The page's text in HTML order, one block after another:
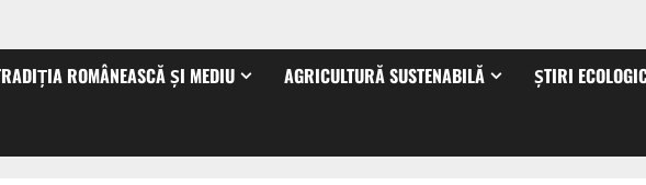
ROMÂNEASCĂ ȘI MEDIU AGRICULTURĂ SUSTENABILĂ ȘTIRI